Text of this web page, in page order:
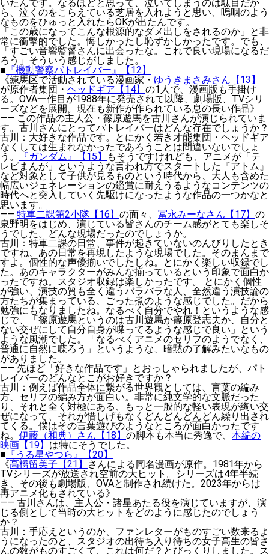
いたんです。なるほどと思って、泣いてしまうのは駄目だか
ら、泣くのをこらえている芝居を入れようと思い、嗚咽のよう
なものをひゅっと入れたらOKが出たんです。
「この歳になってこんな根源的なダメ出しをされるのか」と非
常に衝撃的でした。悔しかったし恥ずかしかったです。でも、
「すごい音響監督さんに出会ったな。これで良い現場になるだ
ろう」そういう感じがしました。
■ 『機動警察パトレイバー』【12】
《練馬区で活動されている漫画家・ ゆうきまさみさん【13】
が原作者集団・ ヘッドギア【14】 の1人で、漫画版も手掛け
る。OVA一作目が1988年に発売されて以降、劇場版、TVシリ
ーズなどを展開。現在も新作が作られている息の長い作品》
—— この作品の主人公・篠原遊馬を古川さんが演じられていま
す。古川さんにとってパトレイバーはどんな存在でしょうか？
古川
：大好きな作品です。とにかく若き才能集団・ヘッドギア
なくしては生まれなかったであろうことは間違いないでしょ
う。
『ガンダム』【15】
もそうですけれども、アニメが「テ
レビまんが」というような言われ方でスタートした『アトム』
など対象として子供が見るものという時代から、大人も含めた
幅広いジェネレーションの鑑賞に耐えうるようなコンテンツの
時代へと突入していく先駆けになったような作品の一つかなと
思います。
—— 特車二課第2小隊【16】 の面々、 冨永みーなさん【17】 の
泉野明をはじめ、演じている皆さんのチーム感がとても楽しそ
うでした。どんな現場だったのでしょうか。
古川
：特車二課の日常、事件が起きていないのんびりしたとき
ですね、あの日常を再現したような現場でした。そのまんまで
すよ。個性的な声優揃いでしたしね。とにかく楽しい収録でし
た。あのキャラクターがみんな揃っているという印象で面白か
ったですね。スタジオ収録は楽しかったです。 とにかく個性
が強い、演技の質も全く違うバラバラな人、全然違う演技論の
方たちが集まっている、ごった煮のような感じでした。だから
勉強にもなりましたね。なるべく自分でやれ！というような感
じで、「篠原遊馬というのは古川遊馬か篠原登志夫か、自分と
ない交ぜにして自分自身が喋ってるような感じで良い」という
ような風潮でした。「なるべくアニメのセリフのようでなく、
普通に自然に喋ろう」というような、暗黙の了解みたいなもの
がありました。
—— 先ほど「好きな作品です」とおっしゃられましたが、パト
レイバーのどんなとこがお好きですか？
古川
：例えば作品全体に繋がる世界観としては、言葉の編み
方、セリフの編み方が面白い。非常に純文学的な文脈だった
り、それと全く対極にある、もっと一般的な軽い表現が綯い交
ぜになって、それが惜しげもなくどんどんどんどん繰り出され
てくる。僕はその言葉遊びのようなところが面白かったです
ね。 伊藤（和典）さん【18】 の脚本も本当に秀逸で、 本編の
映画【19】 は特にそうでした。
■ 『うる星やつら』【20】
《高橋留美子【21】
さんによる同名漫画が原作。1981年から
TVシリーズが放送され空前の大ヒット。シリーズは4年半続
き、その後も劇場版、OVAと制作され続けた。2023年からは
再アニメ化もされている》
—— 古川さんは、主人公・諸星あたる役を演じていますが、演
じる側として当時の大ヒットをどのように感じたのでしょう
か？
古川
：手応えというのか、ファンレターがものすごい数来るよ
うになったのと、スタジオの出待ち入り待ちの女子高生の皆さ
んの数がものすごくて、これは何だ？とびっくりしました。ス